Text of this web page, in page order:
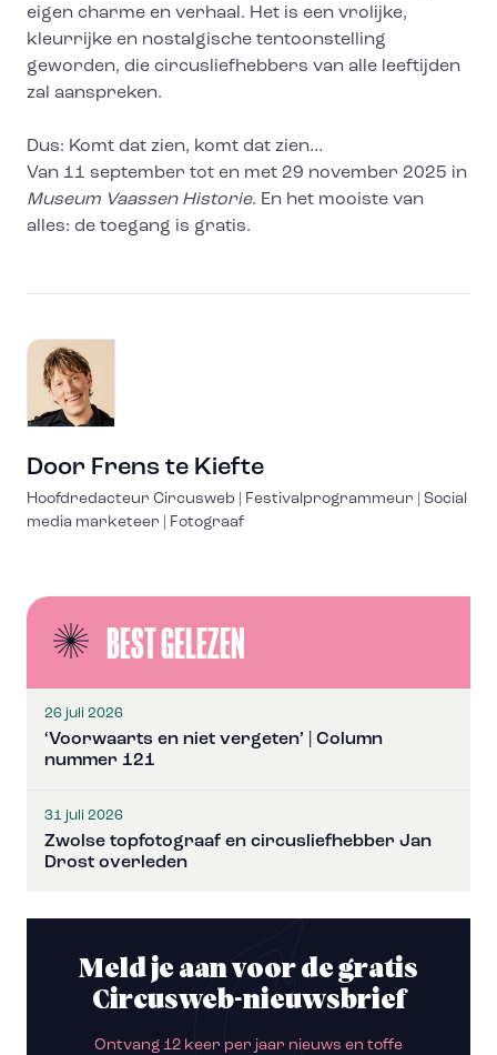
eigen charme en verhaal. Het is een vrolijke,
kleurrijke en nostalgische tentoonstelling
geworden, die circusliefhebbers van alle leeftijden
zal aanspreken.
Dus: Komt dat zien, komt dat zien…
Van 11 september tot en met 29 november 2025 in
Museum Vaassen Historie. En het mooiste van
alles: de toegang is gratis.
Door Frens te Kiefte
Hoofdredacteur Circusweb | Festivalprogrammeur | Social
media marketeer | Fotograaf
BEST GELEZEN
26 juli 2026
‘Voorwaarts en niet vergeten’ | Column
nummer 121
31 juli 2026
Zwolse topfotograaf en circusliefhebber Jan
Drost overleden
Meld je aan voor de gratis
Circusweb-nieuwsbrief
Ontvang 12 keer per jaar nieuws en toffe